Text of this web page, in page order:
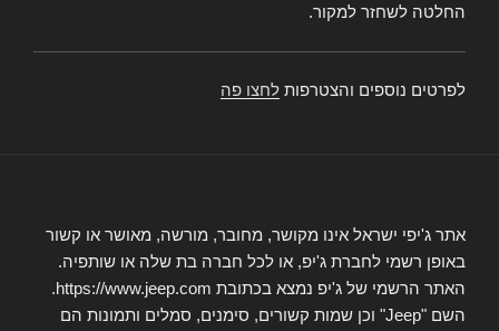
החלטה לשחזר למקור.
לפרטים נוספים והצטרפות לחצו פה
אתר ג'יפי ישראל אינו מקושר, מחובר, מורשה, מאושר או קשור
באופן רשמי לחברת ג'יפ, או לכל חברה בת שלה או שותפיה.
האתר הרשמי של ג'יפ נמצא בכתובת https://www.jeep.com.
השם "Jeep" וכן שמות קשורים, סימנים, סמלים ותמונות הם